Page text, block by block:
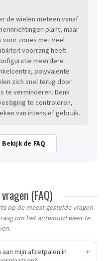
de wielen meteen vanaf
plant, maar
voor zones met veel
voorrang heeft.
meerdere
polyvalente
zich snel terug door
te verminderen. Denk
te controleren,
van intensief gebruik.
Bekijk de FAQ
(FAQ)
op de meest gestelde vragen
om het antwoord weer te
mijn afzetpalen in
+